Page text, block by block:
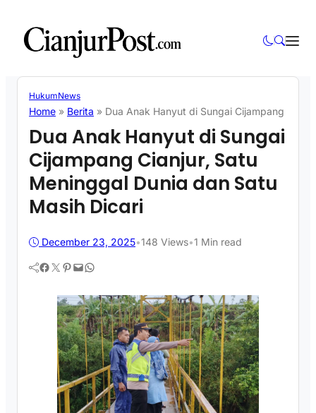
HukumNews
Home » Berita » Dua Anak Hanyut di Sungai Cijampang
Dua Anak Hanyut di Sungai
Cijampang Cianjur, Satu
Meninggal Dunia dan Satu
Masih Dicari
December 23, 2025•148 Views•1 Min read
Facebook Twitter Pinterest Mail WhatsApp